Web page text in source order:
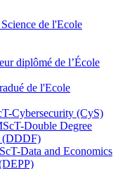
de l'Ecole
diplômé de l’École
de l'Ecole
Cybersecurity (CyS)
Double Degree
(DDDF)
Data and Economics